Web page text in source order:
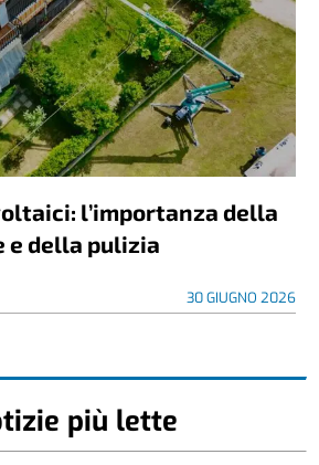
l’importanza della
e della pulizia
30 GIUGNO 2026
più lette